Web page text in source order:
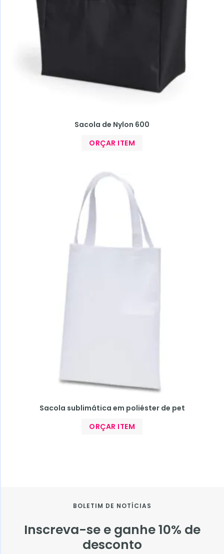
Sacola de Nylon 600
ORÇAR ITEM
Sacola sublimática em poliéster de pet
ORÇAR ITEM
BOLETIM DE NOTÍCIAS
Inscreva-se e ganhe 10% de
desconto